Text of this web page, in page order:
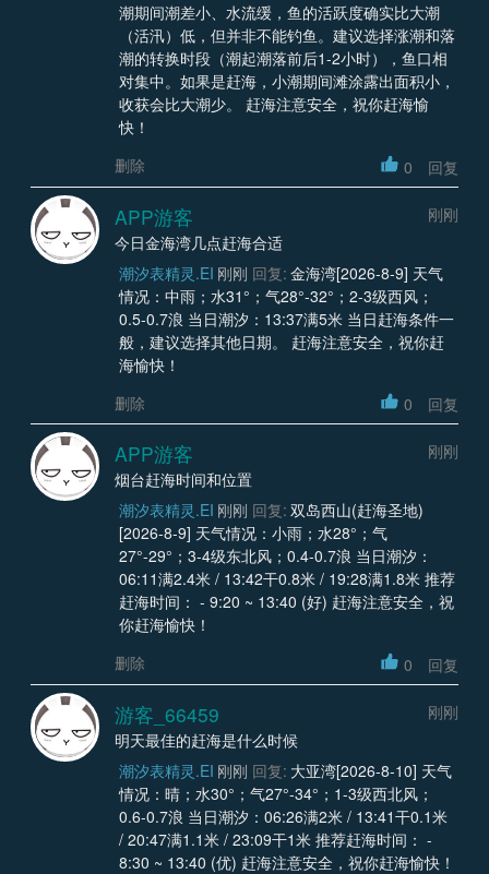
潮期间潮差小、水流缓，鱼的活跃度确实比大潮
（活汛）低，但并非不能钓鱼。建议选择涨潮和落
潮的转换时段（潮起潮落前后1-2小时），鱼口相
对集中。如果是赶海，小潮期间滩涂露出面积小，
收获会比大潮少。 赶海注意安全，祝你赶海愉
快！
删除
0 回复
APP游客
刚刚
今日金海湾几点赶海合适
潮汐表精灵.EI 刚刚 回复: 金海湾[2026-8-9] 天气
情况：中雨；水31°；气28°-32°；2-3级西风；
0.5-0.7浪 当日潮汐：13:37满5米 当日赶海条件一
般，建议选择其他日期。 赶海注意安全，祝你赶
海愉快！
删除
0 回复
APP游客
刚刚
烟台赶海时间和位置
潮汐表精灵.EI 刚刚 回复: 双岛西山(赶海圣地)
[2026-8-9] 天气情况：小雨；水28°；气
27°-29°；3-4级东北风；0.4-0.7浪 当日潮汐：
06:11满2.4米 / 13:42干0.8米 / 19:28满1.8米 推荐
赶海时间： - 9:20 ~ 13:40 (好) 赶海注意安全，祝
你赶海愉快！
删除
0 回复
游客_66459
刚刚
明天最佳的赶海是什么时候
潮汐表精灵.EI 刚刚 回复: 大亚湾[2026-8-10] 天气
情况：晴；水30°；气27°-34°；1-3级西北风；
0.6-0.7浪 当日潮汐：06:26满2米 / 13:41干0.1米
/ 20:47满1.1米 / 23:09干1米 推荐赶海时间： -
8:30 ~ 13:40 (优) 赶海注意安全，祝你赶海愉快！